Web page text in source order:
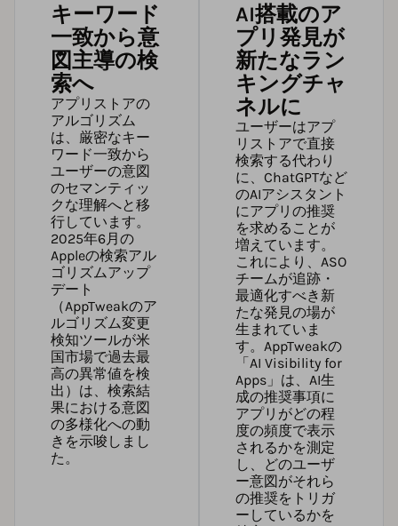
キーワード
一致から意
図主導の検
索へ
アプリストアの
アルゴリズム
は、厳密なキー
ワード一致から
ユーザーの意図
のセマンティッ
クな理解へと移
行しています。
2025年6月の
Appleの検索アル
ゴリズムアップ
デート
（AppTweakのア
ルゴリズム変更
検知ツールが米
国市場で過去最
高の異常値を検
出）は、検索結
果における意図
の多様化への動
きを示唆しまし
た。
AI搭載のア
プリ発見が
新たなラン
キングチャ
ネルに
ユーザーはアプ
リストアで直接
検索する代わり
に、ChatGPTなど
のAIアシスタント
にアプリの推奨
を求めることが
増えています。
これにより、ASO
チームが追跡・
最適化すべき新
たな発見の場が
生まれていま
す。 AppTweakの
「AI Visibility for
Apps」 は、AI生
成の推奨事項に
アプリがどの程
度の頻度で表示
されるかを測定
し、どのユーザ
ー意図がそれら
の推奨をトリガ
ーしているかを